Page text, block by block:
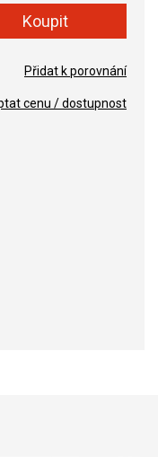
Přidat k porovnání
cenu / dostupnost